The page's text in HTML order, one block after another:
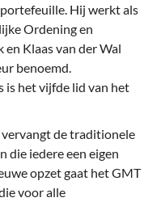
Hij werkt als
Ordening en
en Klaas van der Wal
benoemd.
is het vijfde lid van het
de traditionele
die iedere een eigen
opzet gaat het GMT
voor alle